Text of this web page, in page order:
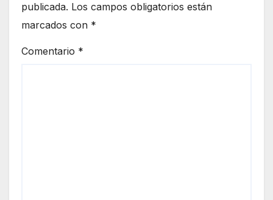
publicada. Los campos obligatorios están
marcados con *
Comentario *